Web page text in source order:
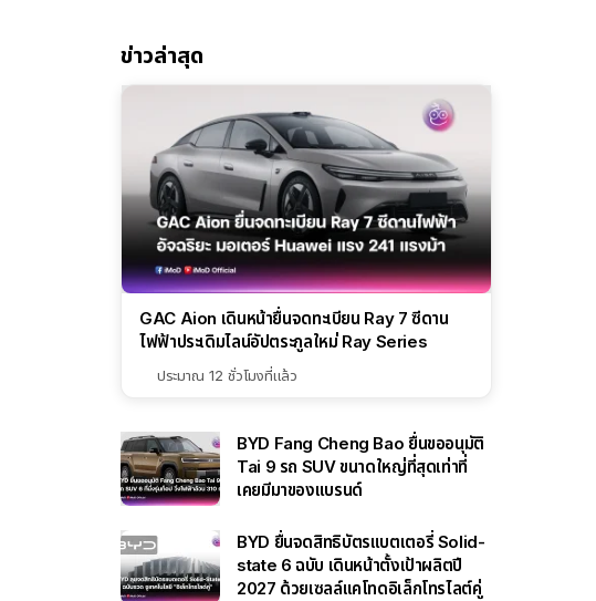
ข่าวล่าสุด
GAC Aion เดินหน้ายื่นจดทะเบียน Ray 7 ซีดาน
ไฟฟ้าประเดิมไลน์อัปตระกูลใหม่ Ray Series
ประมาณ 12 ชั่วโมงที่แล้ว
BYD Fang Cheng Bao ยื่นขออนุมัติ
Tai 9 รถ SUV ขนาดใหญ่ที่สุดเท่าที่
เคยมีมาของแบรนด์
BYD ยื่นจดสิทธิบัตรแบตเตอรี่ Solid-
state 6 ฉบับ เดินหน้าตั้งเป้าผลิตปี
2027 ด้วยเซลล์แคโทดอิเล็กโทรไลต์คู่